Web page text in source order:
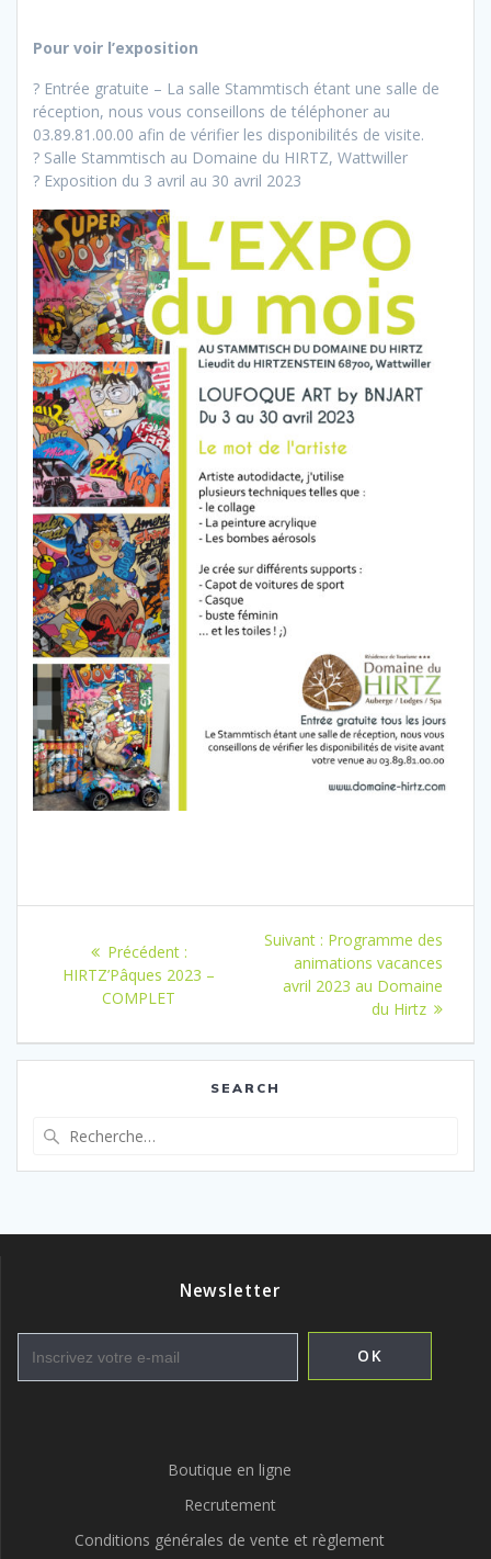
Pour voir l’exposition
? Entrée gratuite – La salle Stammtisch étant une salle de
réception, nous vous conseillons de téléphoner au
03.89.81.00.00 afin de vérifier les disponibilités de visite.
? Salle Stammtisch au Domaine du HIRTZ, Wattwiller
? Exposition du 3 avril au 30 avril 2023
l’article
Précédent :Article
précédent
HIRTZ’Pâques 2023 –
COMPLET
Suivant : Article
suivant
:
Programme des
animations vacances
avril 2023 au Domaine
du Hirtz
SEARCH
:
Newsletter
Boutique en ligne
Recrutement
Conditions générales de vente et règlement